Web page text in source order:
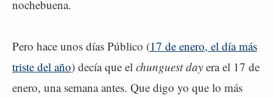
nochebuena.
Pero hace unos días Público (17 de enero, el día más
triste del año) decía que el chunguest day era el 17 de
enero, una semana antes. Que digo yo que lo más